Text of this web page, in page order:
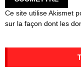
Ce site utilise Akismet
sur la façon dont les